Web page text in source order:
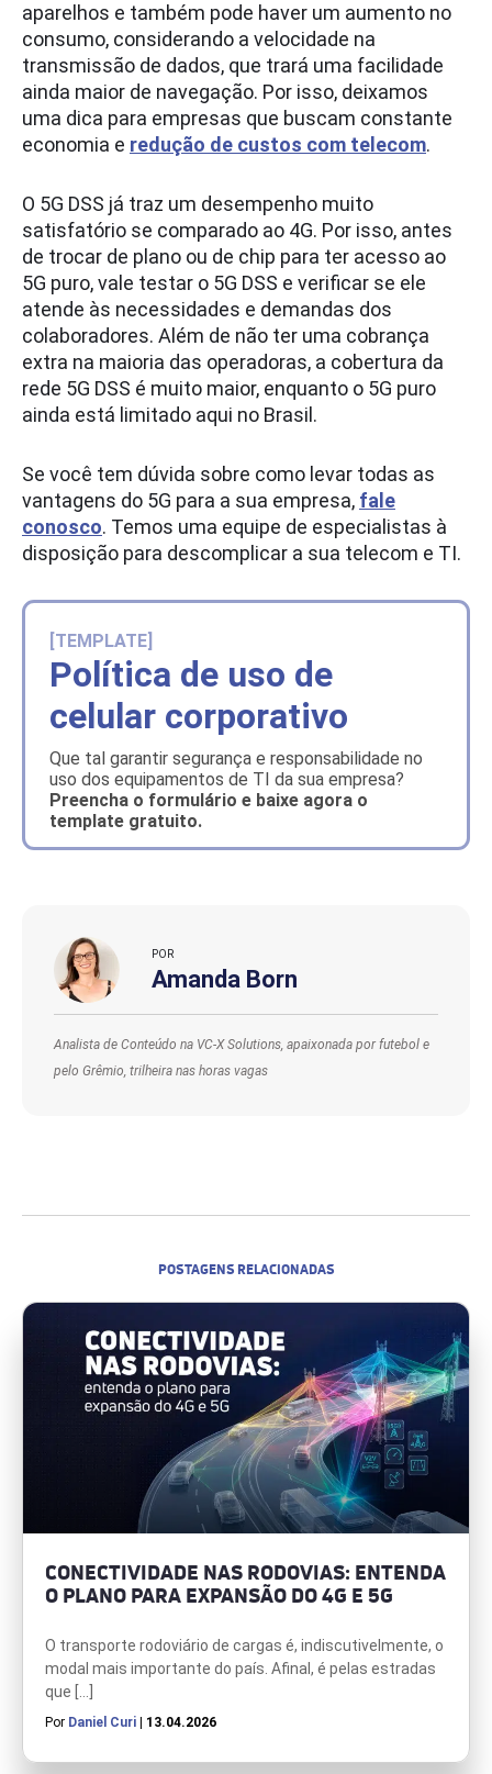
aparelhos e também pode haver um aumento no
consumo, considerando a velocidade na
transmissão de dados, que trará uma facilidade
ainda maior de navegação. Por isso, deixamos
uma dica para empresas que buscam constante
economia e redução de custos com telecom.
O 5G DSS já traz um desempenho muito
satisfatório se comparado ao 4G. Por isso, antes
de trocar de plano ou de chip para ter acesso ao
5G puro, vale testar o 5G DSS e verificar se ele
atende às necessidades e demandas dos
colaboradores. Além de não ter uma cobrança
extra na maioria das operadoras, a cobertura da
rede 5G DSS é muito maior, enquanto o 5G puro
ainda está limitado aqui no Brasil.
Se você tem dúvida sobre como levar todas as
vantagens do 5G para a sua empresa, fale
conosco. Temos uma equipe de especialistas à
disposição para descomplicar a sua telecom e TI.
[TEMPLATE]
Política de uso de
celular corporativo
Que tal garantir segurança e responsabilidade no
uso dos equipamentos de TI da sua empresa?
Preencha o formulário e baixe agora o
template gratuito.
POR
Amanda Born
Analista de Conteúdo na VC-X Solutions, apaixonada por futebol e
pelo Grêmio, trilheira nas horas vagas
POSTAGENS RELACIONADAS
CONECTIVIDADE NAS RODOVIAS: ENTENDA
O PLANO PARA EXPANSÃO DO 4G E 5G
O transporte rodoviário de cargas é, indiscutivelmente, o
modal mais importante do país. Afinal, é pelas estradas
que […]
Por Daniel Curi | 13.04.2026